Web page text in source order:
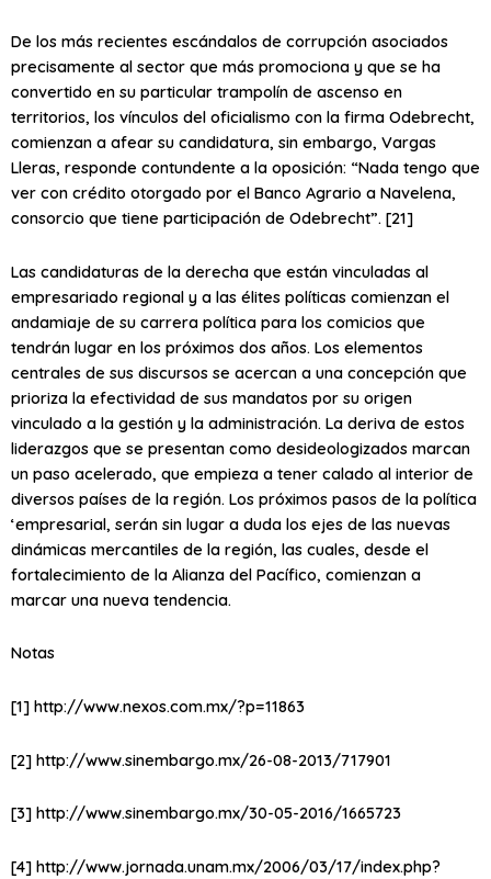
De los más recientes escándalos de corrupción asociados
precisamente al sector que más promociona y que se ha
convertido en su particular trampolín de ascenso en
territorios, los vínculos del oficialismo con la firma Odebrecht,
comienzan a afear su candidatura, sin embargo, Vargas
Lleras, responde contundente a la oposición: “Nada tengo que
ver con crédito otorgado por el Banco Agrario a Navelena,
consorcio que tiene participación de Odebrecht”. [21]
Las candidaturas de la derecha que están vinculadas al
empresariado regional y a las élites políticas comienzan el
andamiaje de su carrera política para los comicios que
tendrán lugar en los próximos dos años. Los elementos
centrales de sus discursos se acercan a una concepción que
prioriza la efectividad de sus mandatos por su origen
vinculado a la gestión y la administración. La deriva de estos
liderazgos que se presentan como desideologizados marcan
un paso acelerado, que empieza a tener calado al interior de
diversos países de la región. Los próximos pasos de la política
‘empresarial, serán sin lugar a duda los ejes de las nuevas
dinámicas mercantiles de la región, las cuales, desde el
fortalecimiento de la Alianza del Pacífico, comienzan a
marcar una nueva tendencia.
Notas
[1] http://www.nexos.com.mx/?p=11863
[2] http://www.sinembargo.mx/26-08-2013/717901
[3] http://www.sinembargo.mx/30-05-2016/1665723
[4] http://www.jornada.unam.mx/2006/03/17/index.php?